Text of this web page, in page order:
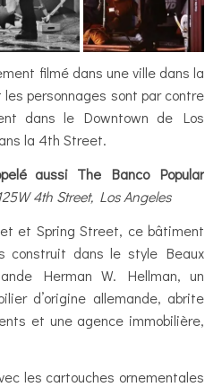
filmé dans une ville dans la
personnages sont par contre
dans le Downtown de Los
la 4th Street.
aussi The Banco Popular
4th Street, Los Angeles
et Spring Street, ce bâtiment
construit dans le style Beaux
Herman W. Hellman, un
d’origine allemande, abrite
et une agence immobilière,
les cartouches ornementales